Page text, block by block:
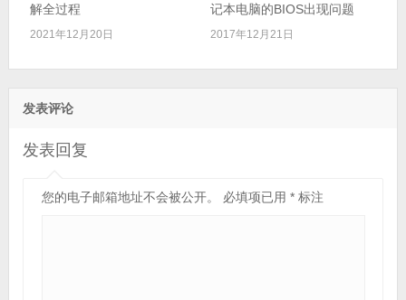
解全过程
2021年12月20日
记本电脑的BIOS出现问题
2017年12月21日
发表评论
发表回复
您的电子邮箱地址不会被公开。 必填项已用 *标注